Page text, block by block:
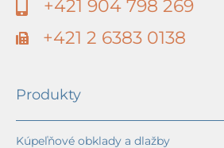
+421 904 798 269
+421 2 6383 0138
Produkty
Kúpeľňové obklady a dlažby